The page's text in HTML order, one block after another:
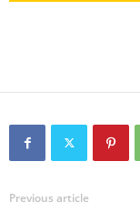
Previous article